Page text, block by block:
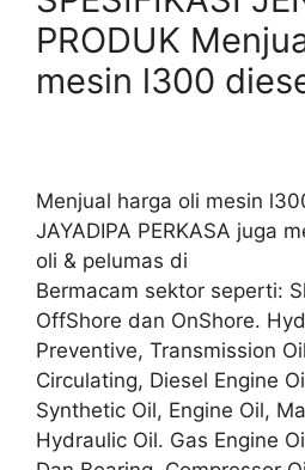
PRODUK
mesin l300
Menjual harga oli mesin
JAYADIPA PERKASA juga
oli & pelumas di
Bermacam sektor seperti:
OffShore dan OnShore.
Preventive, Transmission
Circulating, Diesel Engine
Synthetic Oil, Engine Oil,
Hydraulic Oil. Gas Engine